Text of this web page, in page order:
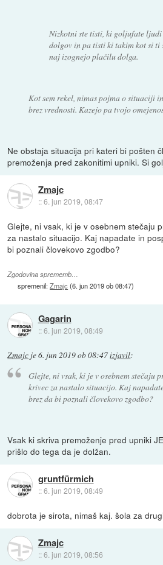
Nizkotni ste tisti, ki goljufate
dolgov in pa tisti ki takim kot si ti
naj izognejo plačilu dolga.
Kot sem rekel, nimas pojma o situaciji
brez vrednosti. Kazejo pa tvojo
Ne obstaja situacija pri kateri bi pošten
premoženja pred zakonitimi upniki. Si
Zmajc
::6. jun 2019, 08:47
Glejte, ni vsak, ki je v osebnem stečaju
za nastalo situacijo. Kaj napadate in
bi poznali človekovo zgodbo?
Zgodovina sprememb…
spremenil:Zmajc (6. jun 2019 ob 08:47)
Gagarin
::6. jun 2019, 08:49
Zmajc je6. jun 2019 ob 08:47izjavil:
Glejte, ni vsak, ki je v osebnem stečaju
krivec za nastalo situacijo. Kaj
brez da bi poznali človekovo zgodbo?
Vsak ki skriva premoženje pred upniki
prišlo do tega da je dolžan.
gruntfürmich
::6. jun 2019, 08:49
dobrota je sirota, nimaš kaj. šola za
Zmajc
::6. jun 2019, 08:56